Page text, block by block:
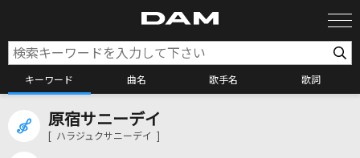
キーワード 曲名 歌手名 歌詞
カラオケ検索
原宿サニーデイ
[ ハラジュクサニーデイ ]